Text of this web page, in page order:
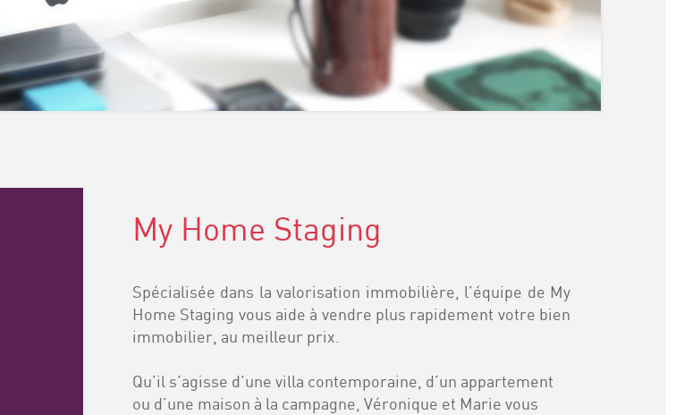
My Home Staging
Spécialisée dans la valorisation immobilière, l’équipe de My
Home Staging vous aide à vendre plus rapidement votre bien
immobilier, au meilleur prix.
Qu’il s’agisse d’une villa contemporaine, d’un appartement
ou d’une maison à la campagne, Véronique et Marie vous